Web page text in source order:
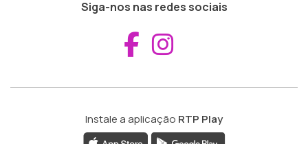
Siga-nos nas redes sociais
Aceder ao
Instale a aplicação RTP Play